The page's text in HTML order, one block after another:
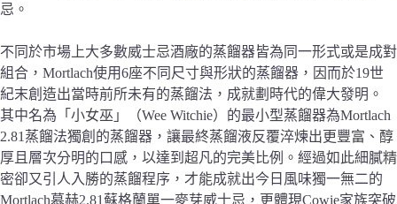
忌。
不同於市場上大多數威士忌酒廠的蒸餾器皆為同一形式或是成對
組合，Mortlach使用6座不同尺寸與形狀的蒸餾器，因而於19世
紀末創造出當時前所未有的蒸餾法，成就劃時代的偉大發明。
其中名為「小女巫」（Wee Witchie）的最小型蒸餾器為Mortlach
2.81蒸餾法獨創的蒸餾器，讓最終蒸餾液反覆淬煉出更豐富、醇
厚且層次分明的口感，以達到超凡的完美比例。經過如此細膩精
密卻又引人入勝的蒸餾程序，才能成就出今日風味獨一無二的
Mortlach慕赫2.81蘇格蘭單一麥芽威士忌，更體現Cowie家族突破